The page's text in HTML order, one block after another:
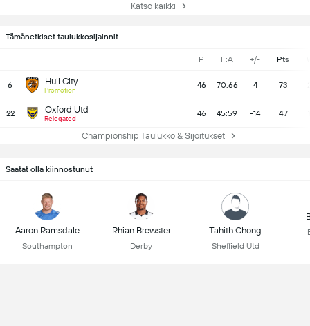
Tämänetkiset taulukkosijainnit
P F:A +/- Pts
6 Hull City
Promotion
46 70:66 4 73
22 Oxford Utd
Relegated
46 45:59 -14 47
Championship Taulukko & Sijoitukset
Katso kaikki
Saatat olla kiinnostunut
Aaron Ramsdale
Southampton
Rhian Brewster
Derby
Tahith Chong
Sheffield Utd